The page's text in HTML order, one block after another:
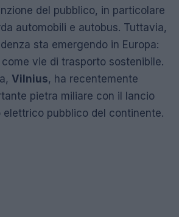
del pubblico, in particolare
automobili e autobus. Tuttavia,
sta emergendo in Europa:
come vie di trasporto sostenibile.
Vilnius, ha recentemente
pietra miliare con il lancio
elettrico pubblico del continente.